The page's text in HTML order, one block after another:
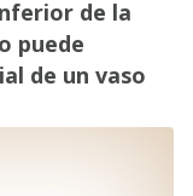
de la
puede
de un vaso